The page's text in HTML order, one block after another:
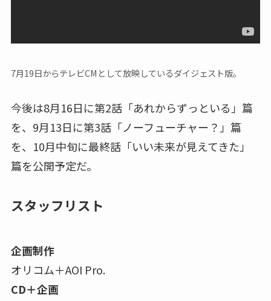
7月19日からテレビCMとして放映しているダイジェスト版。
今後は8月16日に第2話「あれからずっといる」篇
を、9月13日に第3話「ノーフューチャー？」篇
を、10月中旬に最終話「いい未来が見えてきた」
篇を公開予定だ。
スタッフリスト
企画制作
オリコム＋AOI Pro.
CD＋企画